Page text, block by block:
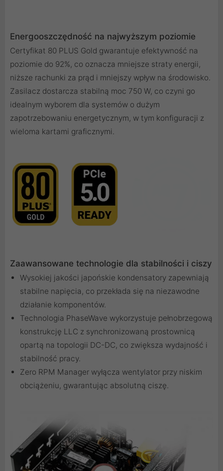
Energooszczędność na najwyższym poziomie
Certyfikat 80 PLUS Gold gwarantuje efektywność na
poziomie do 92%, co oznacza mniejsze straty energii,
niższe rachunki za prąd i mniejszy wpływ na środowisko.
Zasilacz dostarcza stabilną moc 750 W, co czyni go
idealnym wyborem dla systemów o dużym
zapotrzebowaniu energetycznym, w tym konfiguracji z
wieloma kartami graficznymi.
Zaawansowane technologie dla stabilności i ciszy
Wysokiej jakości japońskie kondensatory zapewniają
stabilne napięcia, co przekłada się na niezawodne
działanie komponentów.
Technologia PhaseWave wykorzystuje pełnobrzegową
konstrukcję LLC z synchronizowaną prostownicą
opartą na topologii DC-DC, co zwiększa wydajność i
stabilność pracy.
Zero RPM Manager wyłącza wentylator przy niskim
obciążeniu, gwarantując absolutną ciszę.